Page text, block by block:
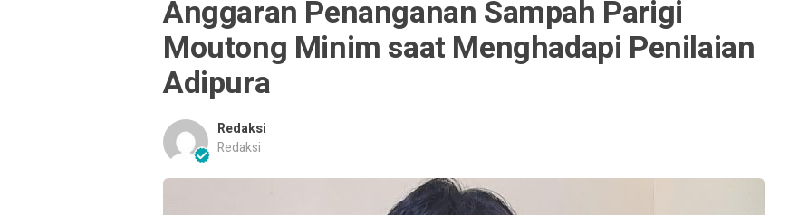
Anggaran Penanganan Sampah Parigi
Moutong Minim saat Menghadapi Penilaian
Adipura
Redaksi
Redaksi